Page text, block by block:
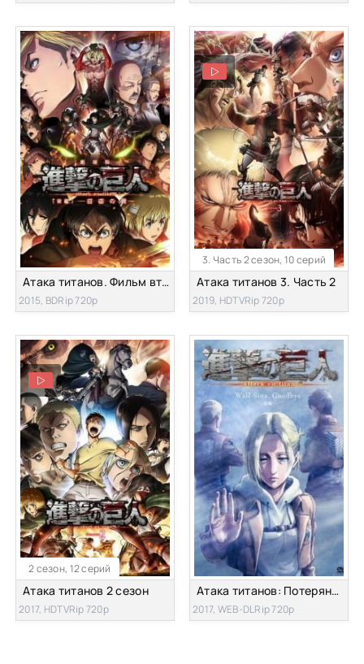
Атака титанов. Фильм второй
2015, BDRip 720p
3. Часть 2 сезон, 10 серий
Атака титанов 3. Часть 2
2019, HDTVRip 720p
2 сезон, 12 серий
Атака титанов 2 сезон
2017, HDTVRip 720p
Атака титанов: Потерянные девушки OVA-3
2017, WEB-DLRip 720p